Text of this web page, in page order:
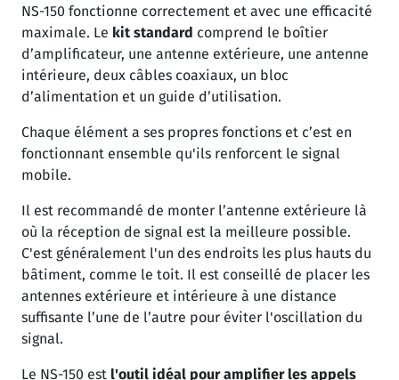
NS-150 fonctionne correctement et avec une efficacité
maximale. Le kit standard comprend le boîtier
d’amplificateur, une antenne extérieure, une antenne
intérieure, deux câbles coaxiaux, un bloc
d’alimentation et un guide d’utilisation.
Chaque élément a ses propres fonctions et c’est en
fonctionnant ensemble qu'ils renforcent le signal
mobile.
Il est recommandé de monter l’antenne extérieure là
où la réception de signal est la meilleure possible.
C'est généralement l'un des endroits les plus hauts du
bâtiment, comme le toit. Il est conseillé de placer les
antennes extérieure et intérieure à une distance
suffisante l’une de l’autre pour éviter l'oscillation du
signal.
Le NS-150 est l'outil idéal pour amplifier les appels